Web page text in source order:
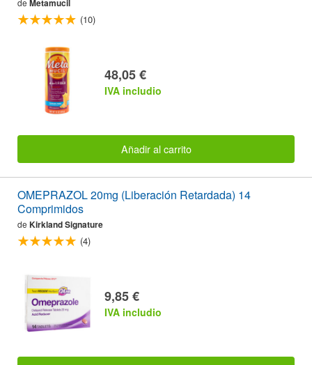
de Metamucil
(10)
48,05 €
IVA includio
Añadir al carrito
OMEPRAZOL 20mg (Liberación Retardada) 14
Comprimidos
de Kirkland Signature
(4)
9,85 €
IVA includio